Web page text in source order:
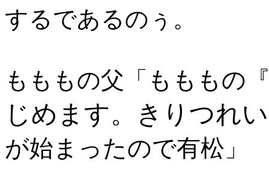
するであるのぅ。
もももの父「 もももの
じめます。きりつれい
が始まったので有松 」